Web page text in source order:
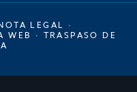
LEGAL ·
WEB · TRASPASO DE